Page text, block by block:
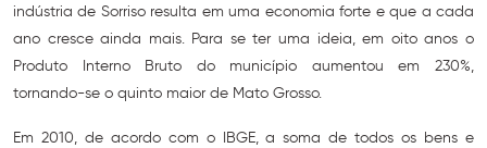
indústria de Sorriso resulta em uma economia forte e que a cada
ano cresce ainda mais. Para se ter uma ideia, em oito anos o
Produto Interno Bruto do município aumentou em 230%,
tornando-se o quinto maior de Mato Grosso.
Em 2010, de acordo com o IBGE, a soma de todos os bens e